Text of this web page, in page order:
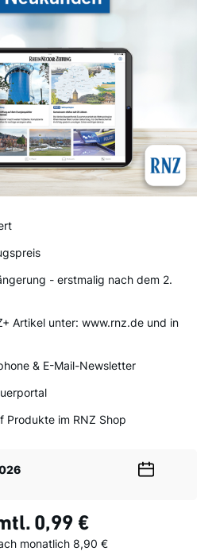
- erstmalig nach dem 2.
Artikel unter: www.rnz.de und in
& E-Mail-Newsletter
Produkte im RNZ Shop
0,99 €
monatlich 8,90 €